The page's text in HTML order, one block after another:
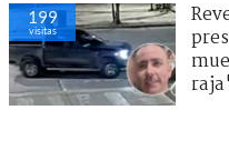
199
visitas